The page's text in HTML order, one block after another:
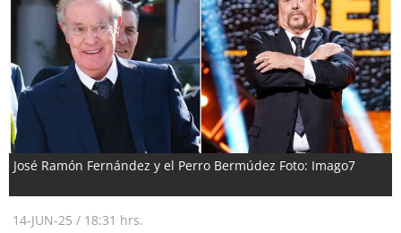
José Ramón Fernández y el Perro Bermúdez Foto: Imago7
14-JUN-25 / 18:31 hrs.